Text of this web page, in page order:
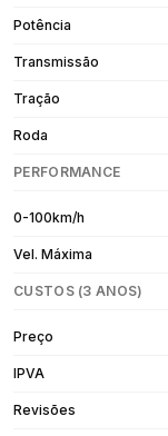
Potência
Transmissão
Tração
Roda
PERFORMANCE
0-100km/h
Vel. Máxima
CUSTOS (3 ANOS)
Preço
IPVA
Revisões